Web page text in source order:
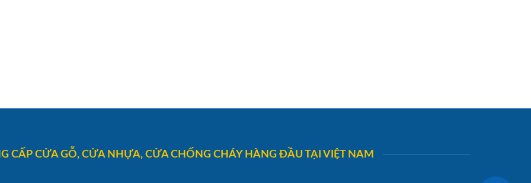
CẤP CỬA GỖ, CỬA NHỰA, CỬA CHỐNG CHÁY HÀNG ĐẦU TẠI VIỆT NAM